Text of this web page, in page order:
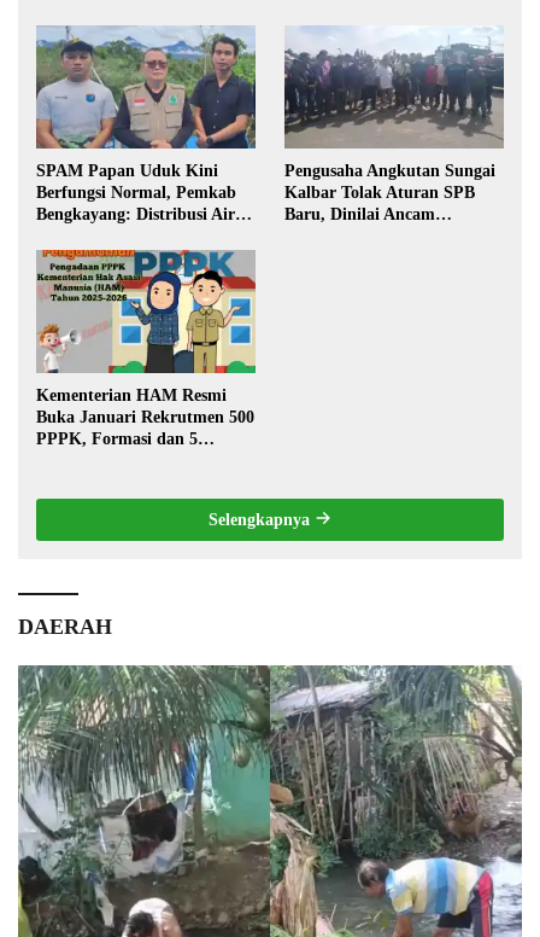
Pembangunan
SPAM Papan Uduk Kini
Berfungsi Normal, Pemkab
Bengkayang: Distribusi Air
Warga
Pengusaha Angkutan Sungai
Kalbar Tolak Aturan SPB
Baru, Dinilai Ancam
Kementerian HAM Resmi
Buka Januari Rekrutmen 500
PPPK, Formasi dan 5
Selengkapnya
DAERAH